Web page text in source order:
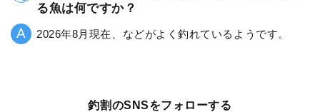
る魚は何ですか？
2026年8月現在、などがよく釣れているようです。
釣割のSNSをフォローする